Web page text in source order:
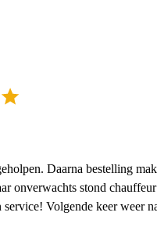
Daarna bestelling
onverwachts stond
service! Volgende keer weer